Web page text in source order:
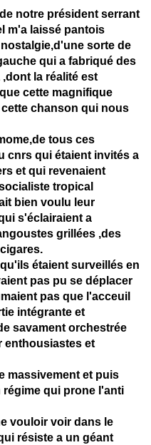
notre président serrant
m'a laissé pantois
sorte de
qui a fabriqué des
la réalité est
cette magnifique
chanson qui nous
tous ces
cnrs qui étaient invités a
et qui revenaient
tropical
bien voulu leur
s'éclairaient a
grillées ,des
étaient surveillés en
pas pu se déplacer
pas que l'acceuil
intégrante et
savament orchestrée
enthousiastes et
massivement et puis
qui prone l'anti
vouloir voir dans le
résiste a un géant